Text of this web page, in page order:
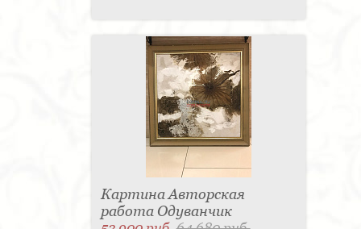
Картина Авторская
работа Одуванчик